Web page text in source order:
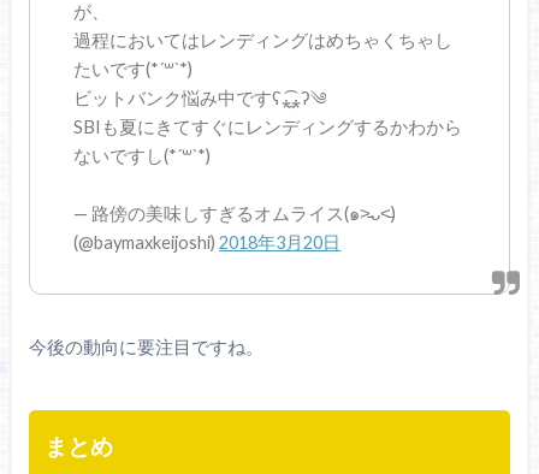
が、
過程においてはレンディングはめちゃくちゃし
たいです(*´꒳`*)
ビットバンク悩み中ですʕ⁎̯͡⁎ʔ༄
SBIも夏にきてすぐにレンディングするかわから
ないですし(*´꒳`*)
— 路傍の美味しすぎるオムライス(๑˃̵ᴗ˂̵)
(@baymaxkeijoshi)2018年3月20日
今後の動向に要注目ですね。
まとめ